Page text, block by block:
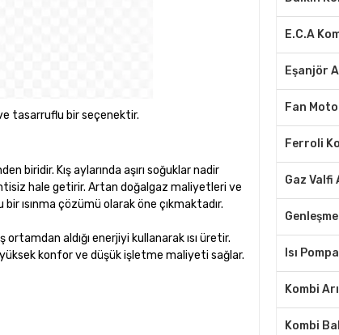
ve tasarruflu bir seçenektir.
biridir. Kış aylarında aşırı soğuklar nadir
hale getirir. Artan doğalgaz maliyetleri ve
ısınma çözümü olarak öne çıkmaktadır.
ortamdan aldığı enerjiyi kullanarak ısı üretir.
konfor ve düşük işletme maliyeti sağlar.
E.C.A
Eşanjör
Fan
Ferroli
Gaz Valfi
Isı
Kombi
Kombi